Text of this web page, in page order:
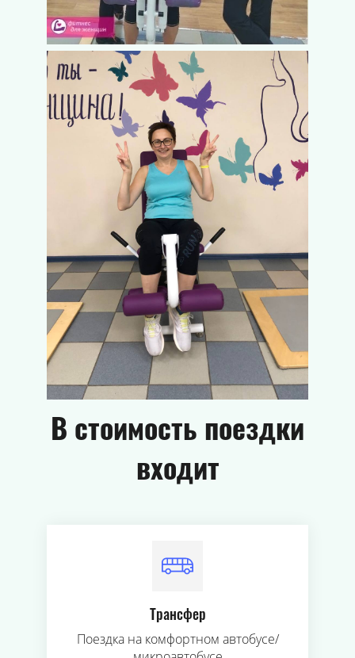
В стоимость поездки
входит
Трансфер
Поездка на комфортном автобусе/